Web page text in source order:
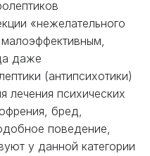
«нежелательного
малоэффективным,
даже
(антипсихотики)
лечения психических
бред,
поведение,
у данной категории